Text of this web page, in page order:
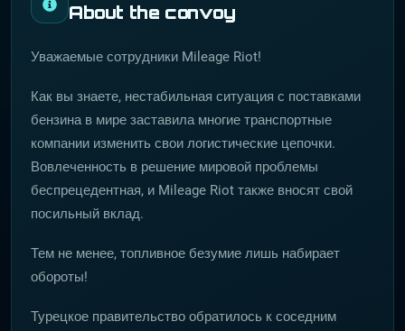
About the convoy
Уважаемые сотрудники Mileage Riot!
Как вы знаете, нестабильная ситуация с поставками
бензина в мире заставила многие транспортные
компании изменить свои логистические цепочки.
Вовлеченность в решение мировой проблемы
беспрецедентная, и Mileage Riot также вносят свой
посильный вклад.
Тем не менее, топливное безумие лишь набирает
обороты!
Турецкое правительство обратилось к соседним